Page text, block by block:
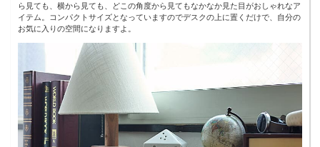
ら見ても、横から見ても、どこの角度から見てもなかなか見た目がおしゃれなア
イテム。コンパクトサイズとなっていますのでデスクの上に置くだけで、自分の
お気に入りの空間になりますよ。